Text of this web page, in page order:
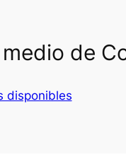
de
disponibles